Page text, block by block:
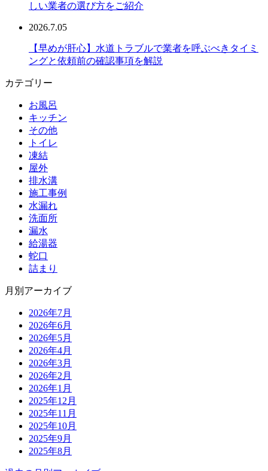
しい業者の選び方をご紹介
2026.7.05
【早めが肝心】水道トラブルで業者を呼ぶべきタイミ
ングと依頼前の確認事項を解説
カテゴリー
お風呂
キッチン
その他
トイレ
凍結
屋外
排水溝
施工事例
水漏れ
洗面所
漏水
給湯器
蛇口
詰まり
月別アーカイブ
2026年7月
2026年6月
2026年5月
2026年4月
2026年3月
2026年2月
2026年1月
2025年12月
2025年11月
2025年10月
2025年9月
2025年8月